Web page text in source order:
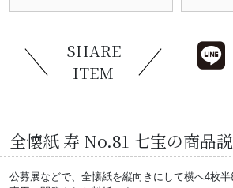
SHARE
ITEM
全懐紙 寿 No.81 七宝の商品
公募展などで、全懐紙を縦向きにして横へ4枚